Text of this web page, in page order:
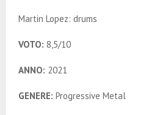
Martin Lopez: drums
VOTO: 8,5/10
ANNO: 2021
GENERE: Progressive Metal